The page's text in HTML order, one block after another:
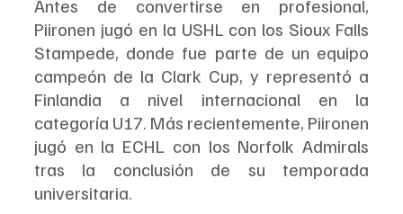
Antes de convertirse en profesional,
Piironen jugó en la USHL con los Sioux Falls
Stampede, donde fue parte de un equipo
campeón de la Clark Cup, y representó a
Finlandia a nivel internacional en la
categoría U17. Más recientemente, Piironen
jugó en la ECHL con los Norfolk Admirals
tras la conclusión de su temporada
universitaria.